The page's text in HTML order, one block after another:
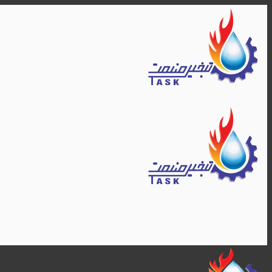
content